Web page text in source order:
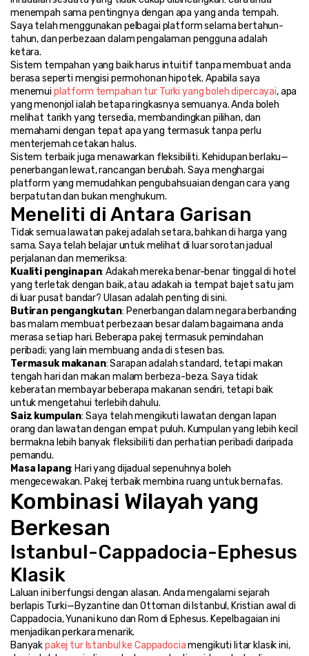
menempah sama pentingnya dengan apa yang anda tempah.
Saya telah menggunakan pelbagai platform selama bertahun-
tahun, dan perbezaan dalam pengalaman pengguna adalah
ketara.
Sistem tempahan yang baik harus intuitif tanpa membuat anda
berasa seperti mengisi permohonan hipotek. Apabila saya
menemui platform tempahan tur Turki yang boleh dipercayai, apa
yang menonjol ialah betapa ringkasnya semuanya. Anda boleh
melihat tarikh yang tersedia, membandingkan pilihan, dan
memahami dengan tepat apa yang termasuk tanpa perlu
menterjemah cetakan halus.
Sistem terbaik juga menawarkan fleksibiliti. Kehidupan berlaku—
penerbangan lewat, rancangan berubah. Saya menghargai
platform yang memudahkan pengubahsuaian dengan cara yang
berpatutan dan bukan menghukum.
Meneliti di Antara Garisan
Tidak semua lawatan pakej adalah setara, bahkan di harga yang
sama. Saya telah belajar untuk melihat di luar sorotan jadual
perjalanan dan memeriksa:
Kualiti penginapan: Adakah mereka benar-benar tinggal di hotel
yang terletak dengan baik, atau adakah ia tempat bajet satu jam
di luar pusat bandar? Ulasan adalah penting di sini.
Butiran pengangkutan: Penerbangan dalam negara berbanding
bas malam membuat perbezaan besar dalam bagaimana anda
merasa setiap hari. Beberapa pakej termasuk pemindahan
peribadi; yang lain membuang anda di stesen bas.
Termasuk makanan: Sarapan adalah standard, tetapi makan
tengah hari dan makan malam berbeza-beza. Saya tidak
keberatan membayar beberapa makanan sendiri, tetapi baik
untuk mengetahui terlebih dahulu.
Saiz kumpulan: Saya telah mengikuti lawatan dengan lapan
orang dan lawatan dengan empat puluh. Kumpulan yang lebih kecil
bermakna lebih banyak fleksibiliti dan perhatian peribadi daripada
pemandu.
Masa lapang: Hari yang dijadual sepenuhnya boleh
mengecewakan. Pakej terbaik membina ruang untuk bernafas.
Kombinasi Wilayah yang
Berkesan
Istanbul-Cappadocia-Ephesus
Klasik
Laluan ini berfungsi dengan alasan. Anda mengalami sejarah
berlapis Turki—Byzantine dan Ottoman di Istanbul, Kristian awal di
Cappadocia, Yunani kuno dan Rom di Ephesus. Kepelbagaian ini
menjadikan perkara menarik.
Banyak pakej tur Istanbul ke Cappadocia mengikuti litar klasik ini,